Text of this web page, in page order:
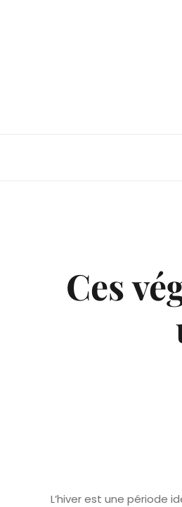
Ces
L’hiver est une période